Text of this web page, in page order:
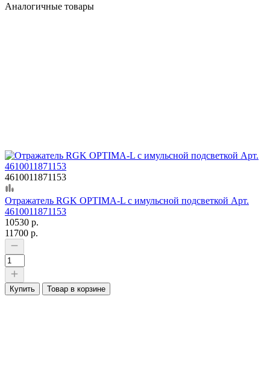
Аналогичные товары
4610011871153
Отражатель RGK OPTIMA-L с имульсной подсветкой Арт.
4610011871153
10530 р.
11700 р.
Купить Товар в корзине